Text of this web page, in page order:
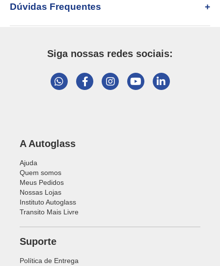
Dúvidas Frequentes
Siga nossas redes sociais:
A Autoglass
Ajuda
Quem somos
Meus Pedidos
Nossas Lojas
Instituto Autoglass
Transito Mais Livre
Suporte
Política de Entrega